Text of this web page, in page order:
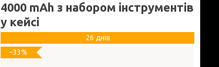
4000 mАh з набором інструментів
у кейсі
26 днів
–33%